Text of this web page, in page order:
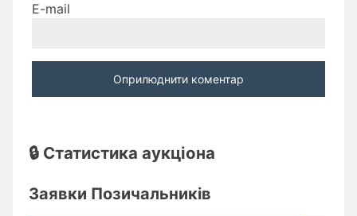
E-mail
🔒 Статистика аукціона
Заявки Позичальників